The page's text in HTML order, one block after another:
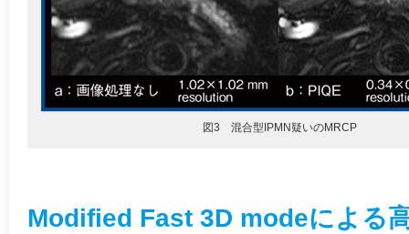
図3 混合型IPMN疑いのMRCP
Modified Fast 3D modeによる